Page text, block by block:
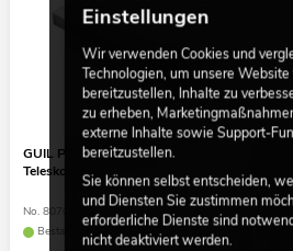
GUIL PTA-440/40-60
Teleskopfuß
No. 8070288C
Bestand reicht ca. 12 Wo.
No.
Einstellungen
Wir verwenden Cookies und
Technologien, um unsere
bereitzustellen, Inhalte zu
zu erheben,
externe Inhalte sowie Support-
bereitzustellen.
Sie können selbst entscheiden,
und Diensten Sie zustimmen
erforderliche Dienste sind
nicht deaktiviert werden.